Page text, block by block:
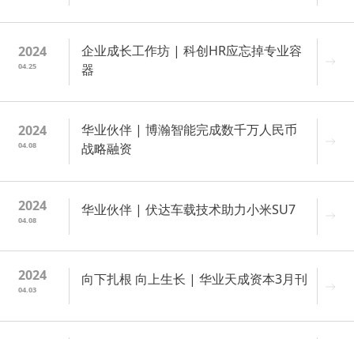
2024
04.25
企业成长工作坊 | 科创HR应忘掉专业容
器
2024
04.08
华业伙伴 | 博瀚智能完成数千万人民币
战略融资
2024
04.08
华业伙伴 | 伏达车载技术助力小米SU7
2024
04.03
向下扎根 向上生长 | 华业天成资本3月刊